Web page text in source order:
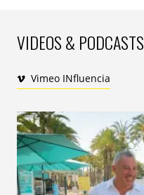
VIDEOS & PODCASTS
Vimeo INfluencia